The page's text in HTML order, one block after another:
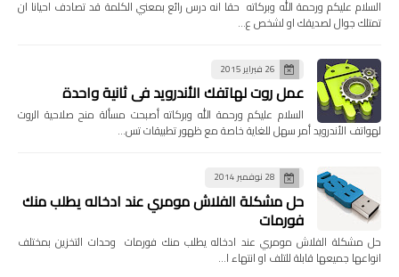
السلام عليكم ورحمة الله وبركاته حقا انه درس رائع بمعني الكلمة قد تصادف احيانا ان
تمتلك جوال لصديقك او لشخص ع…
26 فبراير 2015
عمل روت لهاتفك الأندرويد في ثانية واحدة
السلام عليكم ورحمة الله وبركاته أصبحت مسألة منح صلاحية الروت
لهواتف الأندرويد أمر سهل للغاية خاصة مع ظهور تطبيقات تس…
28 نوفمبر 2014
حل مشكلة الفلاش مومري عند ادخاله يطلب منك
فورمات
حل مشكلة الفلاش مومري عند ادخاله يطلب منك فورمات وحدات التخزين بمختلف
انواعها جميعها قابلة للتلف او انتهاء ا…